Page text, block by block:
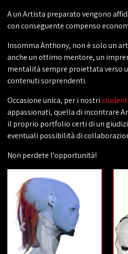
A un Artista preparato vengono
con conseguente compenso
Insomma Anthony, non è solo un
anche un ottimo mentore, un
mentalità sempre proiettata verso
contenuti sorprendenti.
Occasione unica, per i nostri
appassionati, quella di incontrare
il proprio portfolio certi di un
eventuali possibilità di
Non perdete l'opportunità!